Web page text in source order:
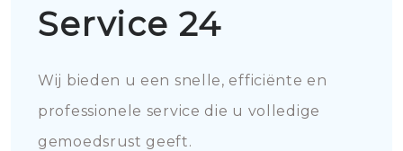
Service 24
Wij bieden u een snelle, efficiënte en
professionele service die u volledige
gemoedsrust geeft.